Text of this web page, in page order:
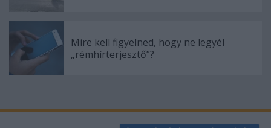
Mire kell figyelned, hogy ne legyél
„rémhírterjesztő”?